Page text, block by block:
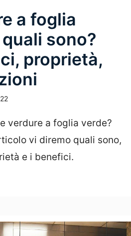
a foglia
sono?
proprietà,
verdure a foglia verde?
vi diremo quali sono,
e i benefici.